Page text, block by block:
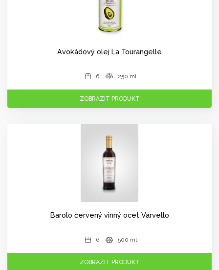
Avokádový olej La Tourangelle
6 250 ml
ZOBRAZIT PRODUKT
Barolo červený vinný ocet Varvello
6 500 ml
ZOBRAZIT PRODUKT